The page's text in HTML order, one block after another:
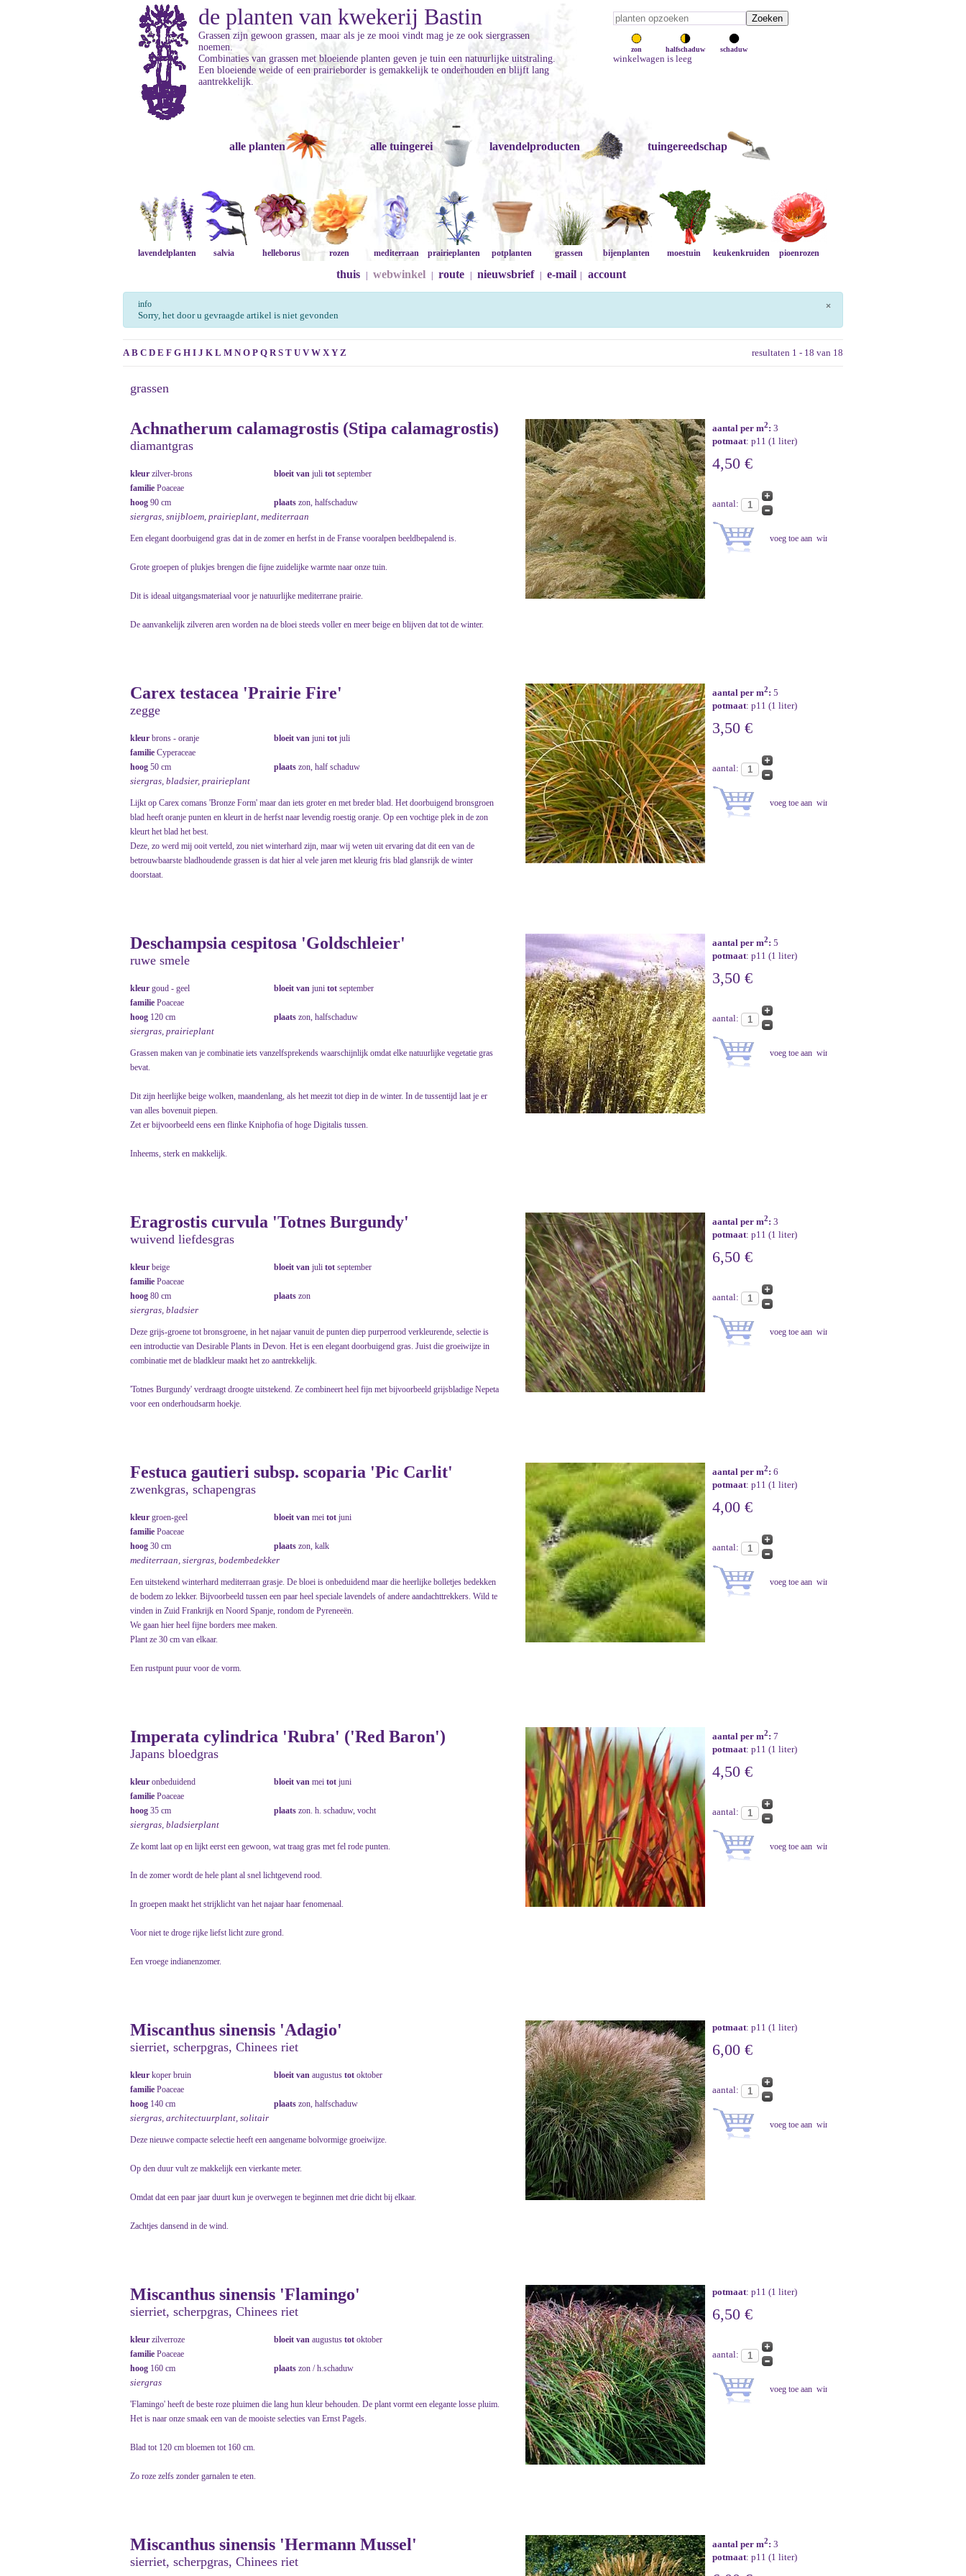
zon halfschaduw schaduw
winkelwagen is leeg
de planten van kwekerij Bastin
Grassen zijn gewoon grassen, maar als je ze mooi vindt mag je ze ook siergrassen
noemen.
Combinaties van grassen met bloeiende planten geven je tuin een natuurlijke uitstraling.
Een bloeiende weide of een prairieborder is gemakkelijk te onderhouden en blijft lang
aantrekkelijk.
alle planten alle tuingerei lavendelproducten tuingereedschap
lavendelplanten salvia helleborus rozen mediterraan prairieplanten potplanten grassen bijenplanten moestuin keukenkruiden pioenrozen
thuis webwinkel route nieuwsbrief e-mail account
×
info
Sorry, het door u gevraagde artikel is niet gevonden
A B C D E F G H I J K L M N O P Q R S T U V W X Y Z resultaten 1 - 18 van 18
grassen
Achnatherum calamagrostis (Stipa calamagrostis)
diamantgras
kleur zilver-brons bloeit van juli tot september
familie Poaceae
hoog 90 cm plaats zon, halfschaduw
siergras, snijbloem, prairieplant, mediterraan
Een elegant doorbuigend gras dat in de zomer en herfst in de Franse vooralpen beeldbepalend is.
Grote groepen of plukjes brengen die fijne zuidelijke warmte naar onze tuin.
Dit is ideaal uitgangsmateriaal voor je natuurlijke mediterrane prairie.
De aanvankelijk zilveren aren worden na de bloei steeds voller en meer beige en blijven dat tot de winter.
aantal per m2: 3
potmaat: p11 (1 liter)
4,50 €
aantal:
Carex testacea 'Prairie Fire'
zegge
kleur brons - oranje bloeit van juni tot juli
familie Cyperaceae
hoog 50 cm plaats zon, half schaduw
siergras, bladsier, prairieplant
Lijkt op Carex comans 'Bronze Form' maar dan iets groter en met breder blad. Het doorbuigend bronsgroen
blad heeft oranje punten en kleurt in de herfst naar levendig roestig oranje. Op een vochtige plek in de zon
kleurt het blad het best.
Deze, zo werd mij ooit verteld, zou niet winterhard zijn, maar wij weten uit ervaring dat dit een van de
betrouwbaarste bladhoudende grassen is dat hier al vele jaren met kleurig fris blad glansrijk de winter
doorstaat.
aantal per m2: 5
potmaat: p11 (1 liter)
3,50 €
aantal:
Deschampsia cespitosa 'Goldschleier'
ruwe smele
kleur goud - geel bloeit van juni tot september
familie Poaceae
hoog 120 cm plaats zon, halfschaduw
siergras, prairieplant
Grassen maken van je combinatie iets vanzelfsprekends waarschijnlijk omdat elke natuurlijke vegetatie gras
bevat.
Dit zijn heerlijke beige wolken, maandenlang, als het meezit tot diep in de winter. In de tussentijd laat je er
van alles bovenuit piepen.
Zet er bijvoorbeeld eens een flinke Kniphofia of hoge Digitalis tussen.
Inheems, sterk en makkelijk.
aantal per m2: 5
potmaat: p11 (1 liter)
3,50 €
aantal:
Eragrostis curvula 'Totnes Burgundy'
wuivend liefdesgras
kleur beige bloeit van juli tot september
familie Poaceae
hoog 80 cm plaats zon
siergras, bladsier
Deze grijs-groene tot bronsgroene, in het najaar vanuit de punten diep purperrood verkleurende, selectie is
een introductie van Desirable Plants in Devon. Het is een elegant doorbuigend gras. Juist die groeiwijze in
combinatie met de bladkleur maakt het zo aantrekkelijk.
'Totnes Burgundy' verdraagt droogte uitstekend. Ze combineert heel fijn met bijvoorbeeld grijsbladige Nepeta
voor een onderhoudsarm hoekje.
aantal per m2: 3
potmaat: p11 (1 liter)
6,50 €
aantal:
Festuca gautieri subsp. scoparia 'Pic Carlit'
zwenkgras, schapengras
kleur groen-geel bloeit van mei tot juni
familie Poaceae
hoog 30 cm plaats zon, kalk
mediterraan, siergras, bodembedekker
Een uitstekend winterhard mediterraan grasje. De bloei is onbeduidend maar die heerlijke bolletjes bedekken
de bodem zo lekker. Bijvoorbeeld tussen een paar heel speciale lavendels of andere aandachttrekkers. Wild te
vinden in Zuid Frankrijk en Noord Spanje, rondom de Pyreneeën.
We gaan hier heel fijne borders mee maken.
Plant ze 30 cm van elkaar.
Een rustpunt puur voor de vorm.
aantal per m2: 6
potmaat: p11 (1 liter)
4,00 €
aantal:
Imperata cylindrica 'Rubra' ('Red Baron')
Japans bloedgras
kleur onbeduidend bloeit van mei tot juni
familie Poaceae
hoog 35 cm plaats zon. h. schaduw, vocht
siergras, bladsierplant
Ze komt laat op en lijkt eerst een gewoon, wat traag gras met fel rode punten.
In de zomer wordt de hele plant al snel lichtgevend rood.
In groepen maakt het strijklicht van het najaar haar fenomenaal.
Voor niet te droge rijke liefst licht zure grond.
Een vroege indianenzomer.
aantal per m2: 7
potmaat: p11 (1 liter)
4,50 €
aantal:
Miscanthus sinensis 'Adagio'
sierriet, scherpgras, Chinees riet
kleur koper bruin bloeit van augustus tot oktober
familie Poaceae
hoog 140 cm plaats zon, halfschaduw
siergras, architectuurplant, solitair
Deze nieuwe compacte selectie heeft een aangename bolvormige groeiwijze.
Op den duur vult ze makkelijk een vierkante meter.
Omdat dat een paar jaar duurt kun je overwegen te beginnen met drie dicht bij elkaar.
Zachtjes dansend in de wind.
potmaat: p11 (1 liter)
6,00 €
aantal:
Miscanthus sinensis 'Flamingo'
sierriet, scherpgras, Chinees riet
kleur zilverroze bloeit van augustus tot oktober
familie Poaceae
hoog 160 cm plaats zon / h.schaduw
siergras
'Flamingo' heeft de beste roze pluimen die lang hun kleur behouden. De plant vormt een elegante losse pluim.
Het is naar onze smaak een van de mooiste selecties van Ernst Pagels.
Blad tot 120 cm bloemen tot 160 cm.
Zo roze zelfs zonder garnalen te eten.
potmaat: p11 (1 liter)
6,50 €
aantal:
Miscanthus sinensis 'Hermann Mussel'
sierriet, scherpgras, Chinees riet
aantal per m2: 3
potmaat: p11 (1 liter)